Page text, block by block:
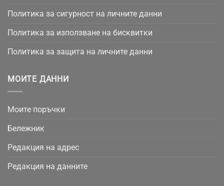
Политика за сигурност на личните данни
Политика за използване на бисквитки
Политика за защита на личните данни
МОИТЕ ДАННИ
Моите поръчки
Бележник
Редакция на адрес
Редакция на данните